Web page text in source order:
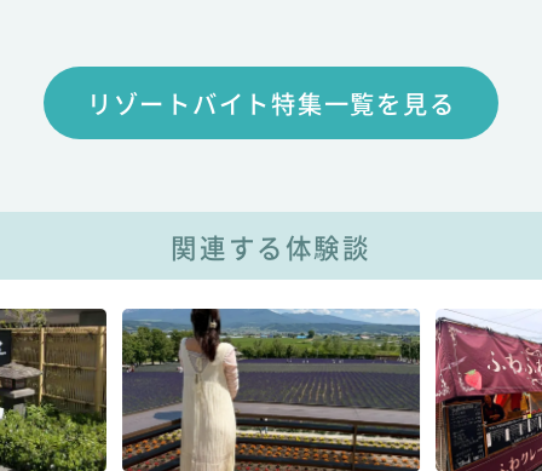
リゾートバイト特集一覧を見る
関連する体験談